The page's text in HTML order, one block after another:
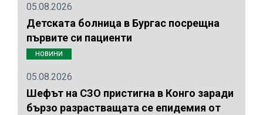
05.08.2026
Детската болница в Бургас посрещна
първите си пациенти
НОВИНИ
05.08.2026
Шефът на СЗО пристигна в Конго заради
бързо разрастващата се епидемия от